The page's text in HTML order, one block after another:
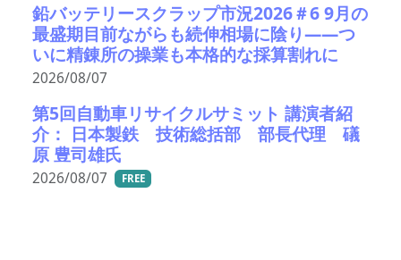
鉛バッテリースクラップ市況2026＃6 9月の
最盛期目前ながらも続伸相場に陰り――つ
いに精錬所の操業も本格的な採算割れに
2026/08/07
第5回自動車リサイクルサミット 講演者紹
介： 日本製鉄 技術総括部 部長代理 礒
原 豊司雄氏
2026/08/07 FREE